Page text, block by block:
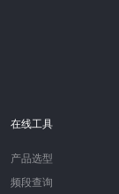
在线工具
产品选型
频段查询